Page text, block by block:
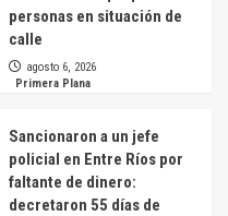
personas en situación de
calle
agosto 6, 2026
Primera Plana
Sancionaron a un jefe
policial en Entre Ríos por
faltante de dinero:
decretaron 55 días de